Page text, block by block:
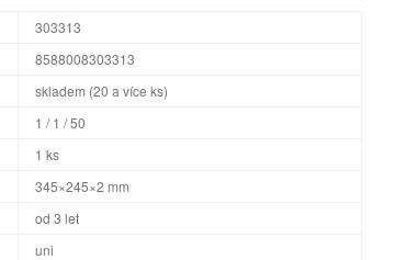
303313
8588008303313
skladem (20 a více ks)
1 / 1 / 50
1 ks
345×245×2 mm
od 3 let
uni